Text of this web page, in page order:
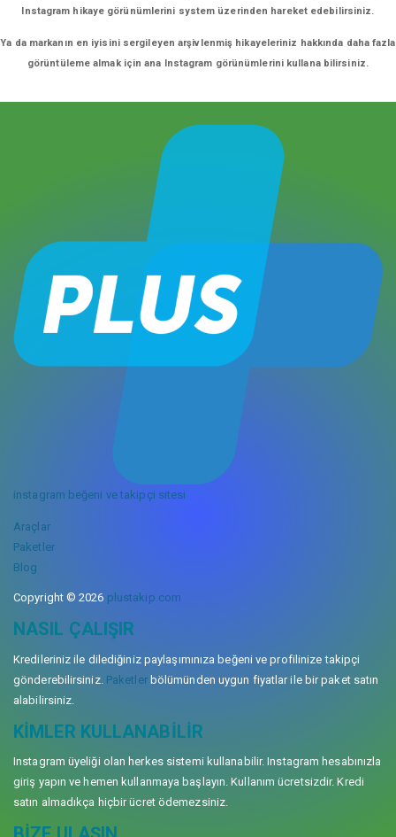
Instagram hikaye görünümlerini system üzerinden hareket edebilirsiniz.
Ya da markanın en iyisini sergileyen arşivlenmiş hikayeleriniz hakkında daha fazla
görüntüleme almak için ana Instagram görünümlerini kullana bilirsiniz.
instagram beğeni ve takipçi sitesi
Araçlar
Paketler
Blog
Copyright © 2026 plustakip.com
NASIL ÇALIŞIR
Kredileriniz ile dilediğiniz paylaşımınıza beğeni ve profilinize takipçi
gönderebilirsiniz. Paketlerbölümünden uygun fiyatlar ile bir paket satın
alabilirsiniz.
KIMLER KULLANABILIR
Instagram üyeliği olan herkes sistemi kullanabilir. Instagram hesabınızla
giriş yapın ve hemen kullanmaya başlayın. Kullanım ücretsizdir. Kredi
satın almadıkça hiçbir ücret ödemezsiniz.